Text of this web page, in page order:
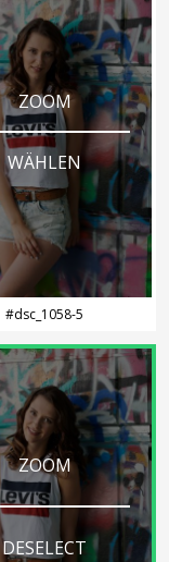
ZOOM
WÄHLEN
#dsc_1058-5
ZOOM
DESELECT